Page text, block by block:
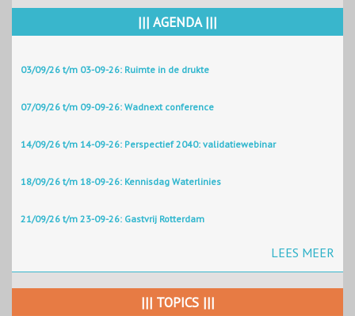
||| AGENDA |||
03/09/26 t/m 03-09-26: Ruimte in de drukte
07/09/26 t/m 09-09-26: Wadnext conference
14/09/26 t/m 14-09-26: Perspectief 2040: validatiewebinar
18/09/26 t/m 18-09-26: Kennisdag Waterlinies
21/09/26 t/m 23-09-26: Gastvrij Rotterdam
LEES MEER
||| TOPICS |||